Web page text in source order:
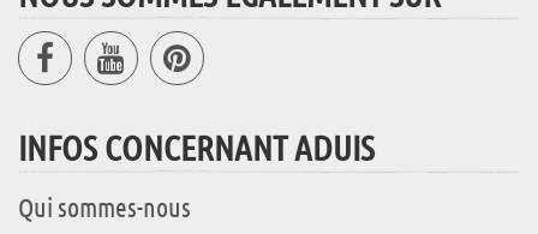
INFOS CONCERNANT ADUIS
Qui sommes-nous